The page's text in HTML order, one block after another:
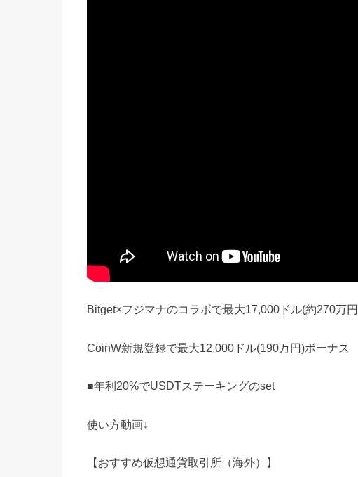
Bitget×フジマナのコラボで最大17,000ドル(約270万
CoinW新規登録で最大12,000ドル(190万円)ボーナス
■年利20%でUSDTステーキングのset
使い方動画↓
【おすすめ仮想通貨取引所（海外）】